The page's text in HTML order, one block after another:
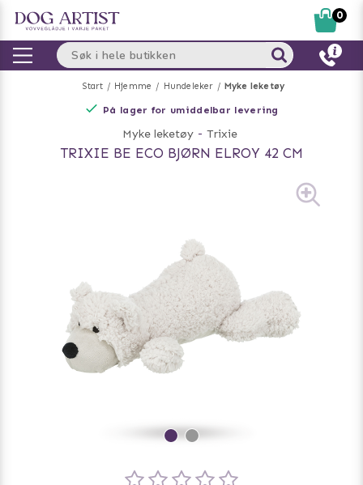
Start Hjemme Hundeleker Myke leketøy
På lager for umiddelbar levering
Myke leketøy - Trixie
TRIXIE BE ECO BJØRN ELROY 42 CM
0